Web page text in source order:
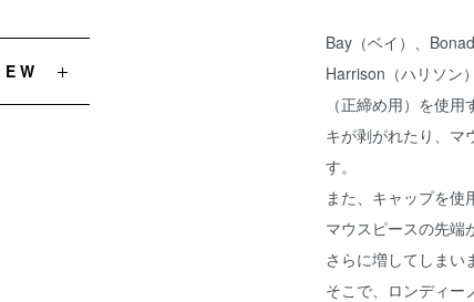
Bay（ベイ）、
Harrison（ハリソン
（正締め用）を使
キが剥がれたり、マ
す。
また、キャップを使
マウスピースの先端
さらに増してしまい
そこで、ロンディー